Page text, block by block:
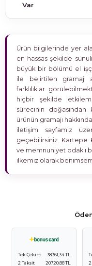
Var
Ürün bilgilerinde yer
en hassas şekilde
büyük bir bölümü el
ile belirtilen gramaj
farklılıklar
hiçbir şekilde
sürecinin doğasından
ürünün gramajı
iletişim sayfamız
geçebilirsiniz. Kartepe
ve memnuniyet odaklı
ilkemiz olarak
Tek Çekim
38361,34 TL
2 Taksit
20720,88 TL
2